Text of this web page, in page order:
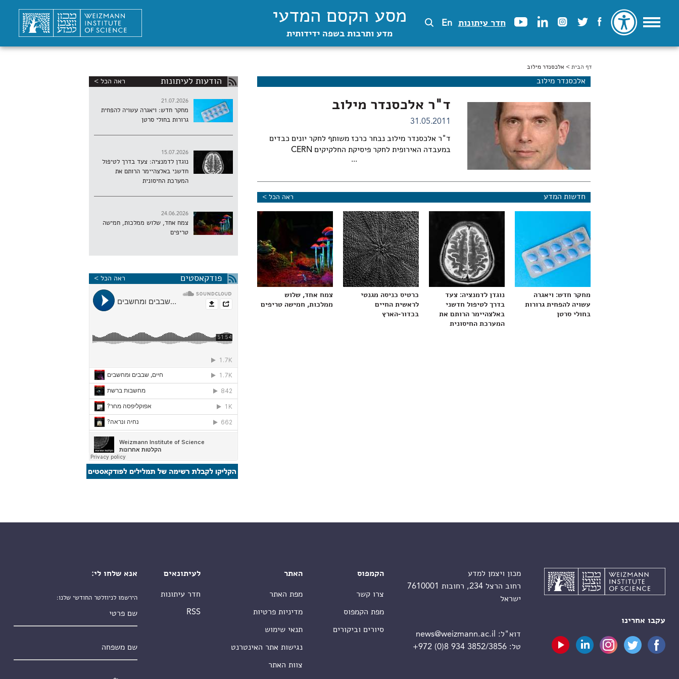
חדר עיתונות En מסע הקסם המדעי
מדע ותרבות בשפה ידידותית
הינך נמצא כאן
דף הבית > אלכסנדר מילוב
אלכסנדר מילוב
ד"ר אלכסנדר מילוב
31.05.2011
ד"ר אלכסנדר מילוב נבחר כרכז משותף לחקר יונים כבדים
במעבדה האירופית לחקר פיסיקת החלקיקים CERN
...
חדשות המדע ראה הכל >
מחקר חדש: ויאגרה
עשויה להפחית גרורות
בחולי סרטן
נוגדן לדמנציה: צעד
בדרך לטיפול חדשני
באלצהיימר הרותם את
המערכת החיסונית
כרטיס כניסה מגנטי
לראשית החיים
בכדור-הארץ
צמח אחד, שלוש
ממלכות, חמישה טריפים
הודעות לעיתונות ראה הכל >
21.07.2026
מחקר חדש: ויאגרה עשויה להפחית
גרורות בחולי סרטן
15.07.2026
נוגדן לדמנציה: צעד בדרך לטיפול
חדשני באלצהיימר הרותם את
המערכת החיסונית
24.06.2026
צמח אחד, שלוש ממלכות, חמישה
טריפים
פודקאסטים ראה הכל >
עקבו אחרינו
מכון ויצמן למדע
רחוב הרצל 234, רחובות 7610001
ישראל
דוא"ל:
news@weizmann.ac.il
טל:+972 (0)8 934 3852/3856
הקמפוס
צרו קשר
מפת הקמפוס
סיורים וביקורים
האתר
מפת האתר
מדיניות פרטיות
תנאי שימוש
נגישות אתר האינטרנט
צוות האתר
לעיתונאים
חדר עיתונות
RSS
אנא שלחו לי:
הירשמו לניוזלטר החודשי שלנו: